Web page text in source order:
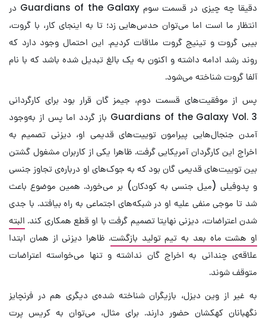
دقیقا چه چیزی در قسمت سوم Guardians of the Galaxy در
انتظار ما است اما می‌توان حدس‌هایی زد؛ تا به اینجای کار، با گروت،
بیبی گروت و تینیج گروت ملاقات کردیم. این احتمال وجود دارد که
روند رشد ادامه داشته و اکنون به یک بالغ تبدیل شده باشد که با نام
آلفا گروت شناخته می‌شود.
پس از موفقیت‌های قسمت دوم، جیمز گان قرار بود برای کارگردانی
Guardians of the Galaxy Vol. 3 باز گردد اما پس از به‌وجود
آمدن جنجال‌هایی پیرامون توییت‌های قدیمی او، دیزنی تصمیم به
اخراج این کارگردان آمریکایی گرفت. ظاهرا یکی از کاربران مشغول گشتن
بین توییت‌های قدیمی گان بود که به جوک‌های او درباره‌ی تجاوز جنسی
و پدوفیلی (میل جنسی به کودکان) بر می‌خورد. همین موضوع باعث
شد تا موجی منفی علیه او در شبکه‌های اجتماعی به راه بیافتد. با جدی
شدن اعتراضات، دیزنی نهایتا تصمیم گرفت با او قطع همکاری کند. البته
او هشت ماه بعد به تیم تولید بازگشت. ظاهرا دیزنی از همان ابتدا
علاقه‌ی چندانی به اخراج گان نداشته و تنها می‌خواسته اعتراضات
متوقف شوند.
به غیر از وین دیزل، بازیگران شناخته شده‌ی دیگری هم در فرنچایز
نگهبانان کهکشان حضور دارند. برای مثال، می‌توان به کریس پرت